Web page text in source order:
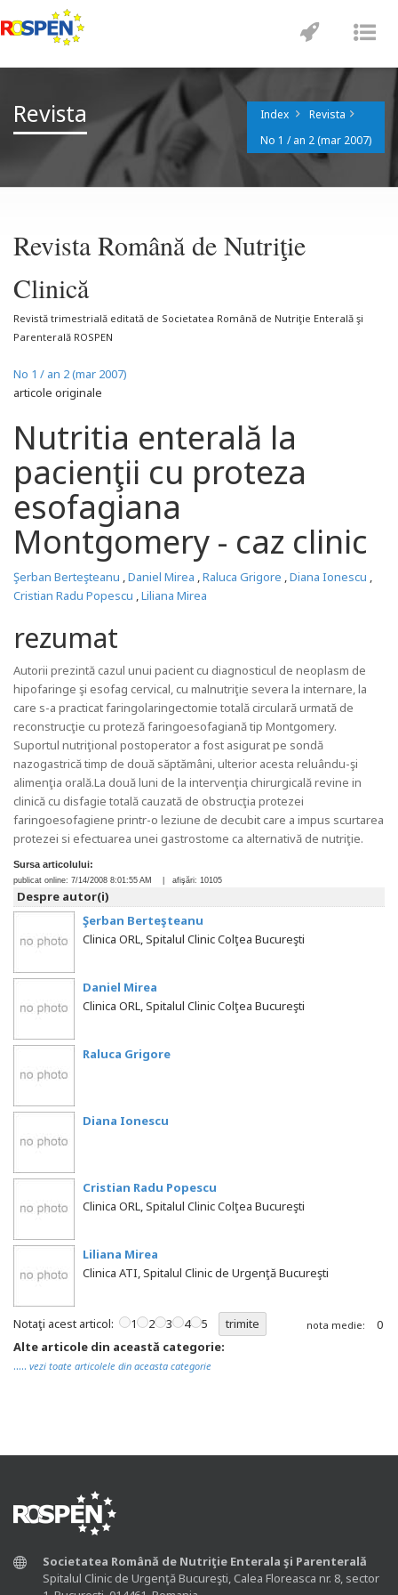
Revista Index
Revista
No 1 / an 2 (mar 2007)
Revista Română de Nutriţie
Clinică
Revistă trimestrială editată de Societatea Română de Nutriţie Enterală şi
Parenterală ROSPEN
No 1 / an 2 (mar 2007)
articole originale
Nutritia enterală la
pacienţii cu proteza
esofagiana
Montgomery - caz clinic
Şerban Berteşteanu ,Daniel Mirea ,Raluca Grigore ,Diana Ionescu ,
Cristian Radu Popescu ,Liliana Mirea
rezumat
Autorii prezintă cazul unui pacient cu diagnosticul de neoplasm de
hipofaringe şi esofag cervical, cu malnutriţie severa la internare, la
care s-a practicat faringolaringectomie totală circulară urmată de
reconstrucţie cu proteză faringoesofagiană tip Montgomery.
Suportul nutriţional postoperator a fost asigurat pe sondă
nazogastrică timp de două săptămâni, ulterior acesta reluându-şi
alimenţia orală.La două luni de la intervenţia chirurgicală revine in
clinică cu disfagie totală cauzată de obstrucţia protezei
faringoesofagiene printr-o leziune de decubit care a impus scurtarea
protezei si efectuarea unei gastrostome ca alternativă de nutriţie.
Sursa articolului:
publicat online: 7/14/2008 8:01:55 AM | afişări: 10105
Despre autor(i)
Şerban Berteşteanu
Clinica ORL, Spitalul Clinic Colţea Bucureşti
Daniel Mirea
Clinica ORL, Spitalul Clinic Colţea Bucureşti
Raluca Grigore
Diana Ionescu
Cristian Radu Popescu
Clinica ORL, Spitalul Clinic Colţea Bucureşti
Liliana Mirea
Clinica ATI, Spitalul Clinic de Urgenţă Bucureşti
Notaţi acest articol: 1 2 3 4 5 nota medie:
0
Alte articole din această categorie:
..... vezi toate articolele din aceasta categorie
Societatea Română de Nutriţie Enterala şi Parenterală
Spitalul Clinic de Urgenţă Bucureşti, Calea Floreasca nr. 8, sector